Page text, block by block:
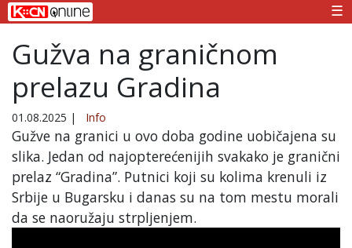
☰
Gužva na graničnom
prelazu Gradina
01.08.2025 | Info
Gužve na granici u ovo doba godine uobičajena su
slika. Jedan od najopterećenijih svakako je granični
prelaz “Gradina”. Putnici koji su kolima krenuli iz
Srbije u Bugarsku i danas su na tom mestu morali
da se naoružaju strpljenjem.